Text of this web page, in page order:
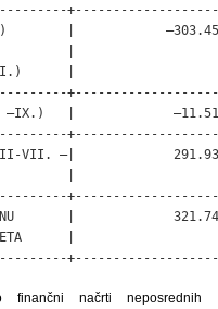
|
|
|
–IX.)   |
VII. –|
|
|
LETA      |
finančni načrti neposrednih